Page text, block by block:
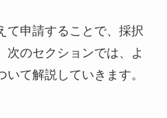
て申請することで、採択
次のセクションでは、よ
いて解説していきます。